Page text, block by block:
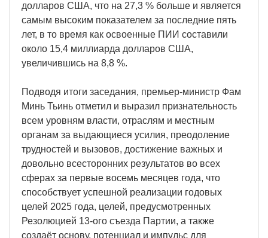
долларов США, что на 27,3 % больше и является
самым высоким показателем за последние пять
лет, в то время как освоенные ПИИ составили
около 15,4 миллиарда долларов США,
увеличившись на 8,8 %.
Подводя итоги заседания, премьер-министр Фам
Минь Тьинь отметил и выразил признательность
всем уровням власти, отраслям и местным
органам за выдающиеся усилия, преодоление
трудностей и вызовов, достижение важных и
довольно всесторонних результатов во всех
сферах за первые восемь месяцев года, что
способствует успешной реализации годовых
целей 2025 года, целей, предусмотренных
Резолюцией 13-ого съезда Партии, а также
создаёт основу, потенциал и импульс для